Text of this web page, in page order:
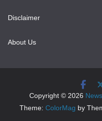
Disclaimer
About Us
Copyright © 2026
Theme: ColorMag by